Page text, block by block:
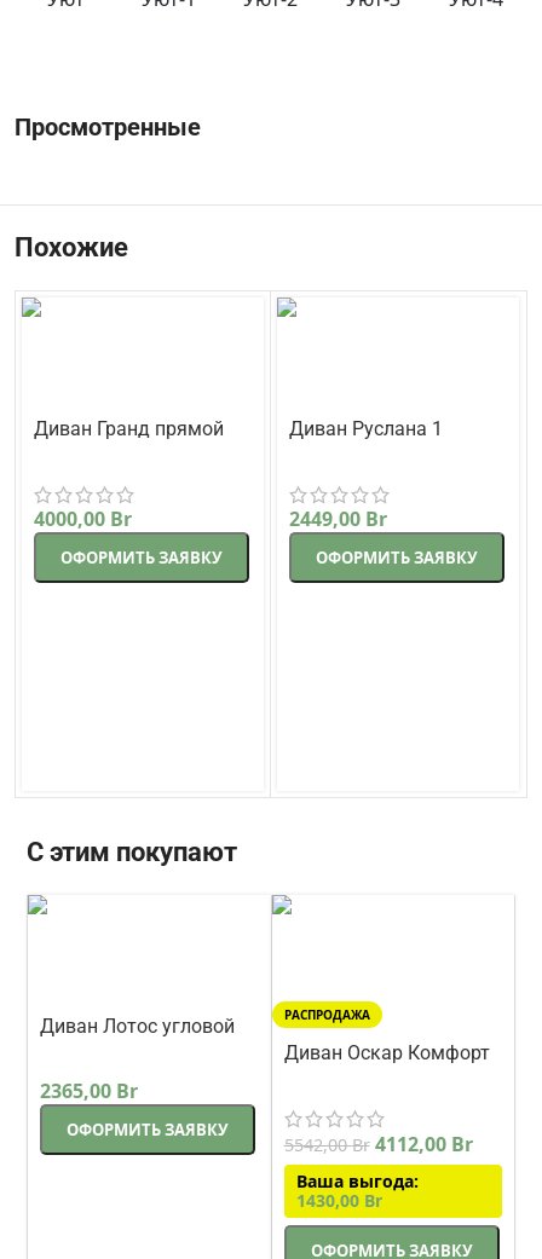
Просмотренные
Похожие
Диван Гранд прямой
4000,00 Br
ОФОРМИТЬ ЗАЯВКУ
Диван Руслана 1
2449,00 Br
ОФОРМИТЬ ЗАЯВКУ
С этим покупают
Диван Лотос угловой
2365,00 Br
ОФОРМИТЬ ЗАЯВКУ
РАСПРОДАЖА
Диван Оскар Комфорт
5542,00Br 4112,00 Br
Ваша выгода:
1430,00 Br
ОФОРМИТЬ ЗАЯВКУ